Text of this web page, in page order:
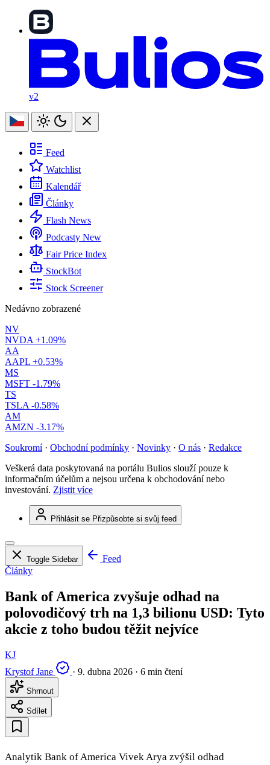
v2
Feed
Watchlist
Kalendář
Články
Flash News
Podcasty New
Fair Price Index
StockBot
Stock Screener
Nedávno zobrazené
NV
NVDA +1.09%
AA
AAPL +0.53%
MS
MSFT -1.79%
TS
TSLA -0.58%
AM
AMZN -3.17%
Soukromí · Obchodní podmínky · Novinky · O nás · Redakce
Veškerá data poskytovaná na portálu Bulios slouží pouze k
informačním účelům a nejsou určena k obchodování nebo
investování. Zjistit více
Přihlásit se Přizpůsobte si svůj feed
Toggle Sidebar
Feed
Články
Bank of America zvyšuje odhad na
polovodičový trh na 1,3 bilionu USD: Tyto
akcie z toho budou těžit nejvíce
KJ
Krystof Jane
· 9. dubna 2026 · 6 min čtení
Shrnout
Sdílet
Analytik Bank of America Vivek Arya zvýšil odhad